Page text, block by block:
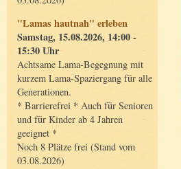
"Lamas hautnah" erleben
Samstag, 15.08.2026, 14:00 -
15:30 Uhr
Achtsame Lama-Begegnung mit
kurzem Lama-Spaziergang für alle
Generationen.
* Barrierefrei * Auch für Senioren
und für Kinder ab 4 Jahren
geeignet *
Noch 8 Plätze frei (Stand vom
03.08.2026)